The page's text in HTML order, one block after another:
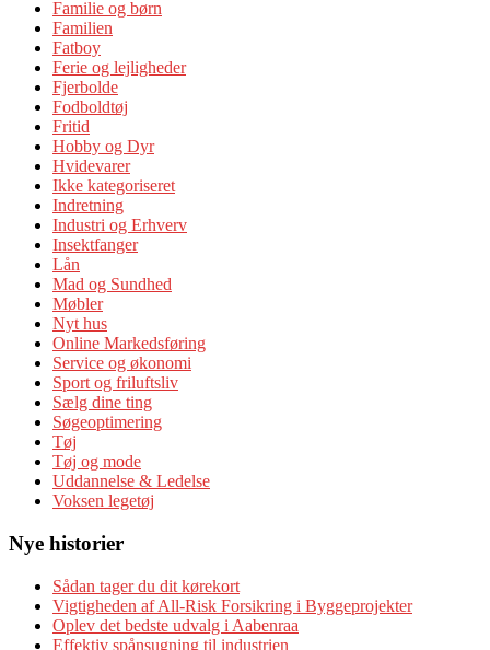
Familie og børn
Familien
Fatboy
Ferie og lejligheder
Fjerbolde
Fodboldtøj
Fritid
Hobby og Dyr
Hvidevarer
Ikke kategoriseret
Indretning
Industri og Erhverv
Insektfanger
Lån
Mad og Sundhed
Møbler
Nyt hus
Online Markedsføring
Service og økonomi
Sport og friluftsliv
Sælg dine ting
Søgeoptimering
Tøj
Tøj og mode
Uddannelse & Ledelse
Voksen legetøj
Nye historier
Sådan tager du dit kørekort
Vigtigheden af All-Risk Forsikring i Byggeprojekter
Oplev det bedste udvalg i Aabenraa
Effektiv spånsugning til industrien